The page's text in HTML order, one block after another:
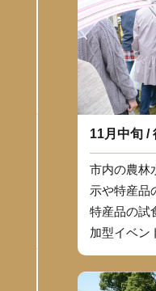
11月中旬 /
市内の農林
示や特産品
特産品の試
加型イベン